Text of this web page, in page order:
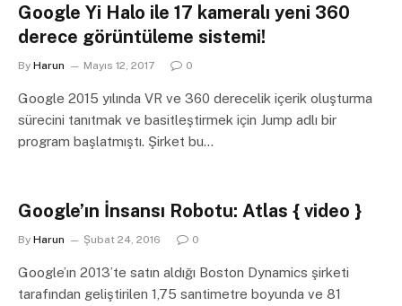
Google Yi Halo ile 17 kameralı yeni 360
derece görüntüleme sistemi!
By Harun Mayıs 12, 2017 0
Google 2015 yılında VR ve 360 ​​derecelik içerik oluşturma
sürecini tanıtmak ve basitleştirmek için Jump adlı bir
program başlatmıştı. Şirket bu…
Google’ın İnsansı Robotu: Atlas { video }
By Harun Şubat 24, 2016 0
Google’ın 2013’te satın aldığı Boston Dynamics şirketi
tarafından geliştirilen 1,75 santimetre boyunda ve 81